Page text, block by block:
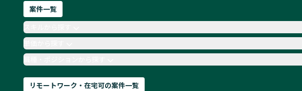
案件一覧
単価から探す
職種・ポジションから探す
リモートワーク・在宅可の案件一覧